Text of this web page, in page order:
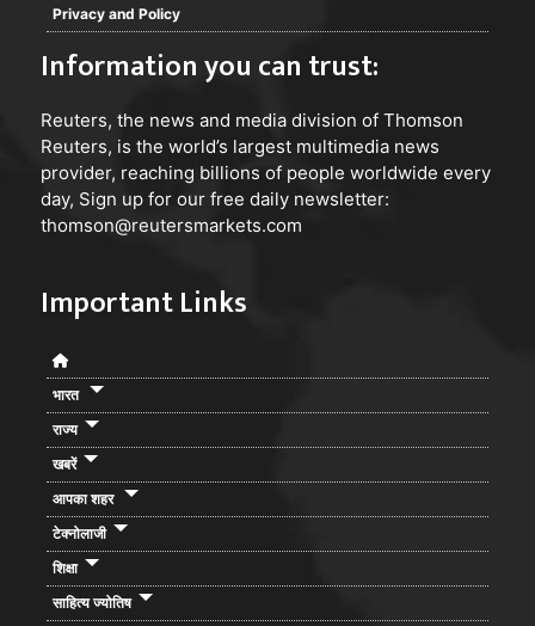
कांतिलाल मांडोत
Privacy and Policy
Information you can trust:
Reuters, the news and media division of Thomson
Reuters, is the world’s largest multimedia news
provider, reaching billions of people worldwide every
day, Sign up for our free daily newsletter:
thomson@reutersmarkets.com
Important Links
भारत
राज्य
खबरें
आपका शहर
टेक्नोलाजी
शिक्षा
साहित्य ज्योतिष